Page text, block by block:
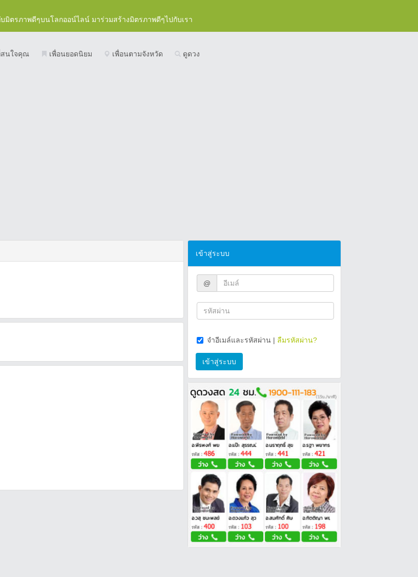
มิตรภาพดีๆบนโลกออน์ไลน์ มาร่วมสร้างมิตรภาพดีๆไปกับเรา
สนใจคุณ เพื่อนยอดนิยม เพื่อนตามจังหวัด ดูดวง
เข้าสู่ระบบ
@
จำอีเมล์และรหัสผ่าน | ลืมรหัสผ่าน?
เข้าสู่ระบบ